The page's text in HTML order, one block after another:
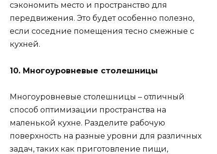
сэкономить место и пространство для
передвижения. Это будет особенно полезно,
если соседние помещения тесно смежные с
кухней.
10. Многоуровневые столешницы
Многоуровневые столешницы – отличный
способ оптимизации пространства на
маленькой кухне. Разделите рабочую
поверхность на разные уровни для различных
задач, таких как приготовление пищи,